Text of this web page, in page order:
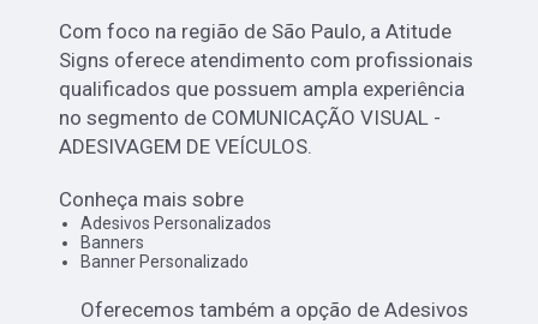
Com foco na região de São Paulo, a Atitude
Signs oferece atendimento com profissionais
qualificados que possuem ampla experiência
no segmento de COMUNICAÇÃO VISUAL -
ADESIVAGEM DE VEÍCULOS.
Conheça mais sobre
Adesivos Personalizados
Banners
Banner Personalizado
Oferecemos também a opção de Adesivos